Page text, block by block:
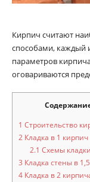
Кирпич считают
способами, каждый
параметров
оговариваются
1 Строительство
2 Кладка в 1 кирпич
2.1 Схемы кладки
3 Кладка стены в
4 Кладка в 2